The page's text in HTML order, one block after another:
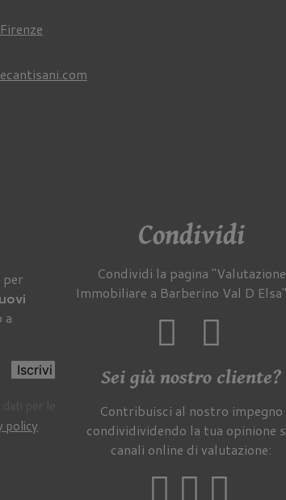
a
Iscrivi
policy
Condividi
Condividi la pagina "Valutazione
Immobiliare a Barberino Val D
Sei già nostro cliente?
Contribuisci al nostro impegno
condividividendo la tua opinione
canali online di valutazione: